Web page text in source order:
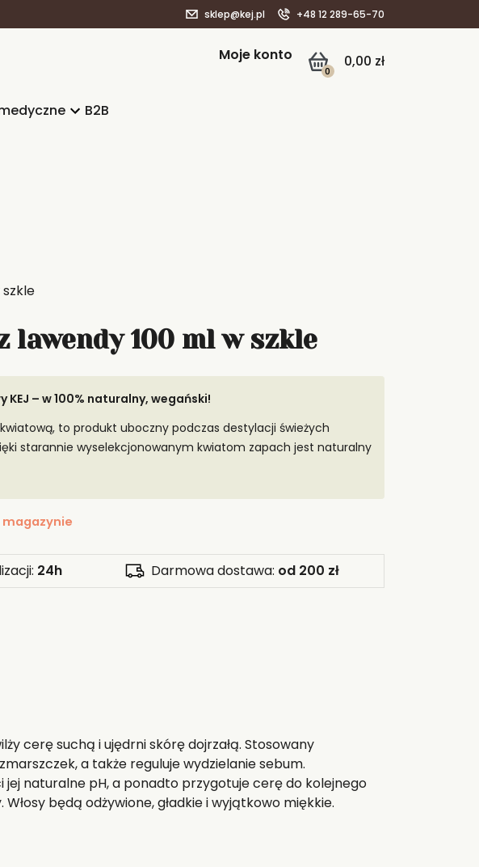
sklep@kej.pl +48 12 289-65-70
Moje konto
0
0,00 zł
B2B
lawendy 100 ml w szkle
– w 100% naturalny, wegański!
to produkt uboczny podczas destylacji świeżych
starannie wyselekcjonowanym kwiatom zapach jest naturalny
magazynie
24h Darmowa dostawa: od 200 zł
cerę suchą i ujędrni skórę dojrzałą. Stosowany
a także reguluje wydzielanie sebum.
naturalne pH, a ponadto przygotuje cerę do kolejnego
będą odżywione, gładkie i wyjątkowo miękkie.